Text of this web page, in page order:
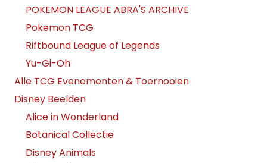
POKEMON LEAGUE ABRA'S ARCHIVE
Pokemon TCG
Riftbound League of Legends
Yu-Gi-Oh
Alle TCG Evenementen & Toernooien
Disney Beelden
Alice in Wonderland
Botanical Collectie
Disney Animals